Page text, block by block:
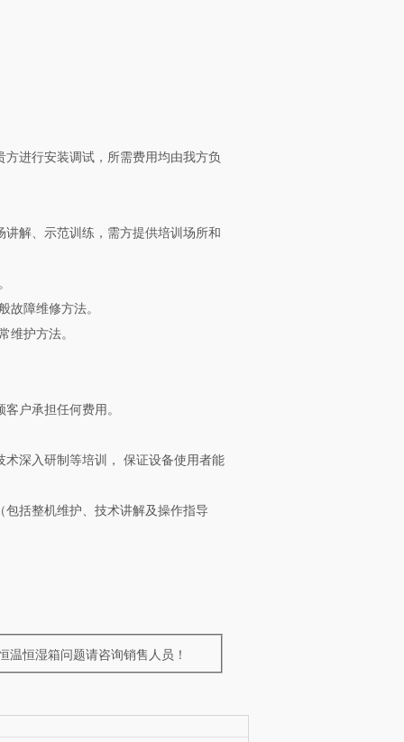
进行安装调试，所需费用均由我方负
解、示范训练，需方提供培训场所和
故障维修方法。
维护方法。
户承担任何费用。
深入研制等培训， 保证设备使用者能
括整机维护、技术讲解及操作指导
恒湿箱问题请咨询销售人员！